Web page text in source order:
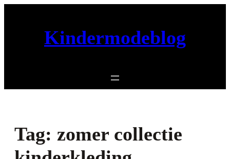
Kindermodeblog
Tag: zomer collectie